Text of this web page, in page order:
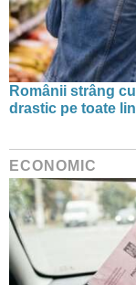
Românii strâng
drastic pe toate
ECONOMIC